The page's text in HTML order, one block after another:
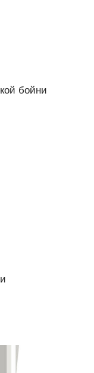
бойни